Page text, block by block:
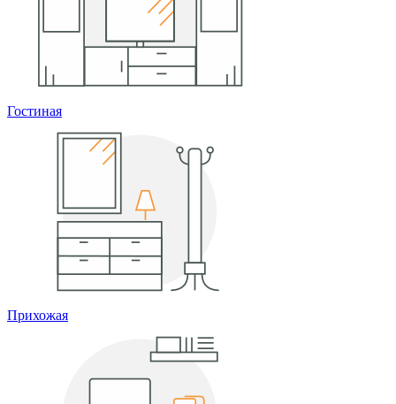
Гостиная
Прихожая